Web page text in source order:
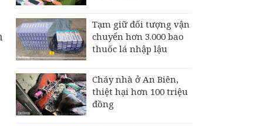
Tạm giữ đối tượng vận
chuyển hơn 3.000 bao
thuốc lá nhập lậu
Cháy nhà ở An Biên,
thiệt hại hơn 100 triệu
đồng